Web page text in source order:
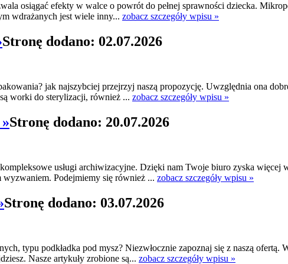
osiągać efekty w walce o powrót do pełnej sprawności dziecka.
wdrażanych jest wiele inny... zobacz szczegóły wpisu »
Stronę dodano: 02.07.2026
jak najszybciej przejrzyj naszą propozycję. Uwzględnia ona
worki do sterylizacji, również ... zobacz szczegóły wpisu »
Stronę dodano: 20.07.2026
usługi archiwizacyjne. Dzięki nam Twoje biuro zyska
Podejmiemy się również ... zobacz szczegóły wpisu »
Stronę dodano: 03.07.2026
typu podkładka pod mysz? Niezwłocznie zapoznaj się z naszą
Nasze artykuły zrobione są... zobacz szczegóły wpisu »